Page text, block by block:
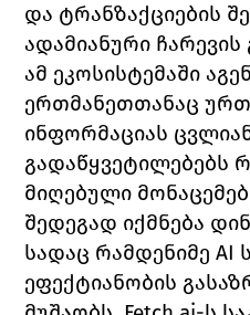
და ტრანზაქციების
ადამიანური ჩარევის
ამ ეკოსისტემაში
ერთმანეთთანაც
ინფორმაციას
გადაწყვეტილებებს
მიღებული
შედეგად იქმნება
სადაც რამდენიმე AI
ეფექტიანობის